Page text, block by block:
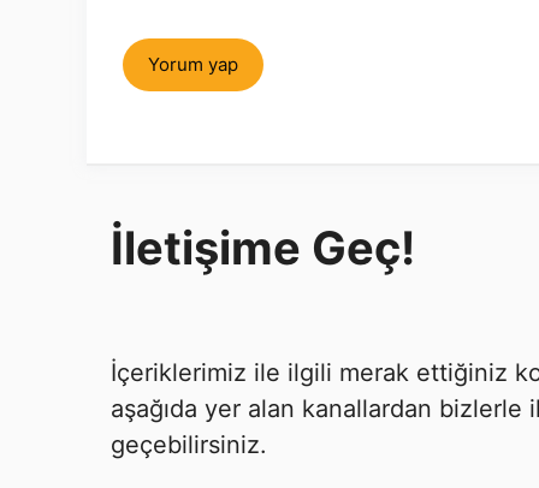
İletişime Geç!
İçeriklerimiz ile ilgili merak ettiğiniz
aşağıda yer alan kanallardan bizlerle
geçebilirsiniz.